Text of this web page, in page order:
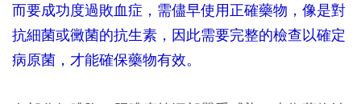
而要成功度過敗血症，需儘早使用正確藥物，像是對
抗細菌或黴菌的抗生素，因此需要完整的檢查以確定
病原菌，才能確保藥物有效。